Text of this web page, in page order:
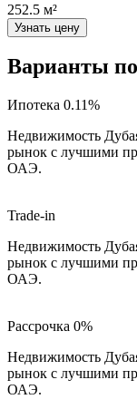
252.5 м²
Узнать цену
Варианты
Ипотека 0.11%
Недвижимость
рынок с лучшими
ОАЭ.
Trade-in
Недвижимость
рынок с лучшими
ОАЭ.
Рассрочка 0%
Недвижимость
рынок с лучшими
ОАЭ.